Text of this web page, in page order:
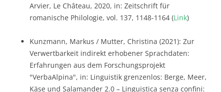
Arvier, Le Château, 2020, in: Zeitschrift für
romanische Philologie, vol. 137, 1148-1164 (Link)
Kunzmann, Markus / Mutter, Christina (2021): Zur
Verwertbarkeit indirekt erhobener Sprachdaten:
Erfahrungen aus dem Forschungsprojekt
"VerbaAlpina", in: Linguistik grenzenlos: Berge, Meer,
Käse und Salamander 2.0 – Linguistica senza confini: